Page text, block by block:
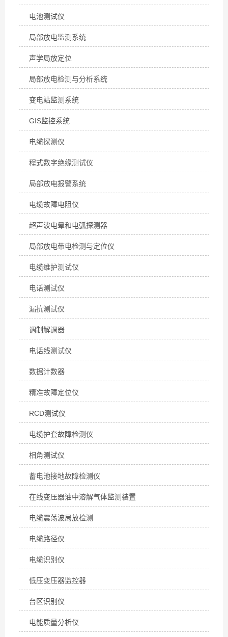
电池测试仪
局部放电监测系统
声学局放定位
局部放电检测与分析系统
变电站监测系统
GIS监控系统
电缆探测仪
程式数字绝缘测试仪
局部放电报警系统
电缆故障电阻仪
超声波电晕和电弧探测器
局部放电带电检测与定位仪
电缆维护测试仪
电话测试仪
漏抗测试仪
调制解调器
电话线测试仪
数据计数器
精准故障定位仪
RCD测试仪
电缆护套故障检测仪
相角测试仪
蓄电池接地故障检测仪
在线变压器油中溶解气体监测装置
电缆震荡波局放检测
电缆路径仪
电缆识别仪
低压变压器监控器
台区识别仪
电能质量分析仪